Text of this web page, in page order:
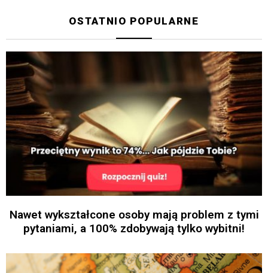
OSTATNIO POPULARNE
Nawet wykształcone osoby mają problem z tymi
pytaniami, a 100% zdobywają tylko wybitni!